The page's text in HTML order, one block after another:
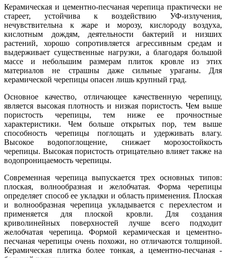
Керамическая и цементно-песчаная черепица практически не
стареет, устойчива к воздействию УФ-излучения,
нечувствительна к жаре и морозу, кислороду воздуха,
кислотным дождям, деятельности бактерий и низших
растений, хорошо сопротивляется агрессивным средам и
выдерживает существенные нагрузки, а благодаря большой
массе и небольшим размерам плиток кровле из этих
материалов не страшны даже сильные ураганы. Для
керамической черепицы опасен лишь крупный град.
Основное качество, отличающее качественную черепицу,
является высокая плотность и низкая пористость. Чем выше
пористость черепицы, тем ниже ее прочностные
характеристики. Чем больше открытых пор, тем выше
способность черепицы поглощать и удерживать влагу.
Высокое водопоглощение, снижает морозостойкость
черепицы. Высокая пористость отрицательно влияет также на
водопроницаемость черепицы.
Современная черепица выпускается трех основных типов:
плоская, волнообразная и желобчатая. Форма черепицы
определяет способ ее укладки и область применения. Плоская
и волнообразная черепица укладывается с перехлестом и
применяется для плоской кровли. Для создания
криволинейных поверхностей лучше всего подходит
желобчатая черепица. Формой керамическая и цементно-
песчаная черепицы очень похожи, но отличаются толщиной.
Керамическая плитка более тонкая, а цементно-песчаная -